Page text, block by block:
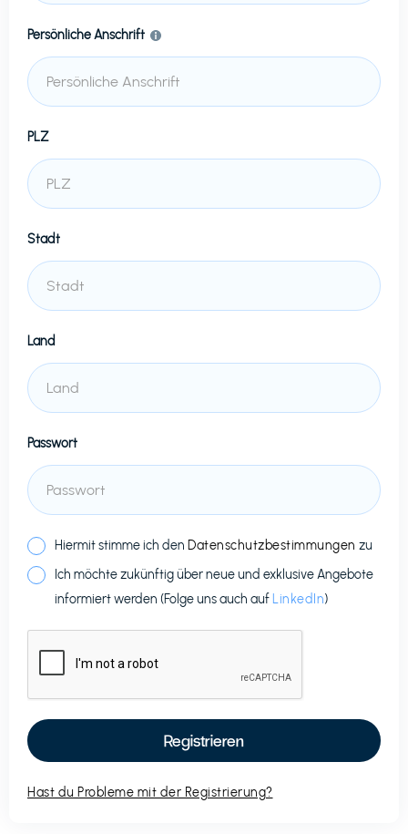
Persönliche Anschrift
PLZ
Stadt
Land
Passwort
Hiermit stimme ich den Datenschutzbestimmungen zu
Ich möchte zukünftig über neue und exklusive Angebote
informiert werden (Folge uns auch auf LinkedIn)
Hast du Probleme mit der Registrierung?